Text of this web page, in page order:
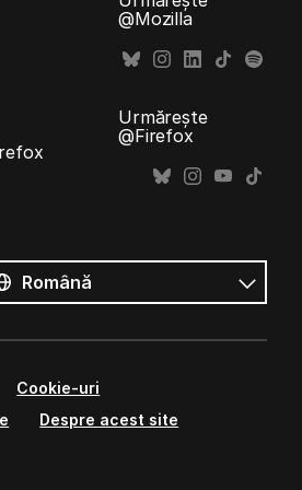
@Mozilla
Urmărește
@Firefox
Cookie-uri
Despre acest site